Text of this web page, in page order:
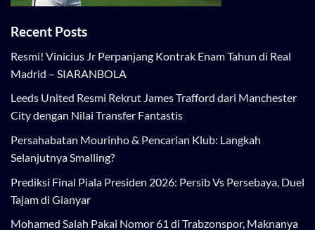
Recent Posts
Resmi! Vinicius Jr Perpanjang Kontrak Enam Tahun di Real
Madrid – SIARANBOLA
Leeds United Resmi Rekrut James Trafford dari Manchester
City dengan Nilai Transfer Fantastis
Persahabatan Mourinho & Pencarian Klub: Langkah
Selanjutnya Smalling?
Prediksi Final Piala Presiden 2026: Persib Vs Persebaya, Duel
Tajam di Gianyar
Mohamed Salah Pakai Nomor 61 di Trabzonspor, Maknanya